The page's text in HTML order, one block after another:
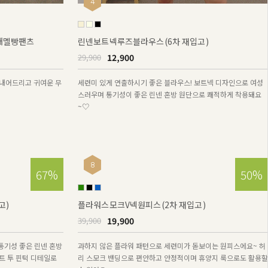
빵팬츠
어드리고 귀여운 무
린넨보트넥루즈블라우스(6차 재입고)
29,900 12,900
세련미 있게 연출하시기 좋은 블라우스! 보트넥 디자인으로 여성
스러우며 통기성이 좋은 린넨 혼방 원단으로 쾌적하게 착용돼요
~♡
67%
)
기성 좋은 린넨 혼방
투 핀턱 디테일로
50%
8
플라워스모크V넥원피스(2차 재입고)
39,900 19,900
과하지 않은 플라워 패턴으로 세련미가 돋보이는 원피스에요~ 허
리 스모크 밴딩으로 편안하고 안정적이며 휴양지 룩으로도 활용할